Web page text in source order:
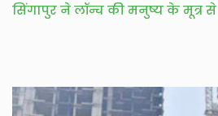
सिंगापुर ने लॉन्च की मनुष्य के मूत्र से